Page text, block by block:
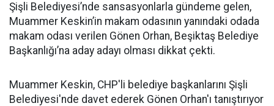
Şişli Belediyesi’nde sansasyonlarla gündeme gelen,
Muammer Keskin’in makam odasının yanındaki odada
makam odası verilen Gönen Orhan, Beşiktaş Belediye
Başkanlığı’na aday adayı olması dikkat çekti.
Muammer Keskin, CHP'li belediye başkanlarını Şişli
Belediyesi'nde davet ederek Gönen Orhan'ı tanıştırıyor